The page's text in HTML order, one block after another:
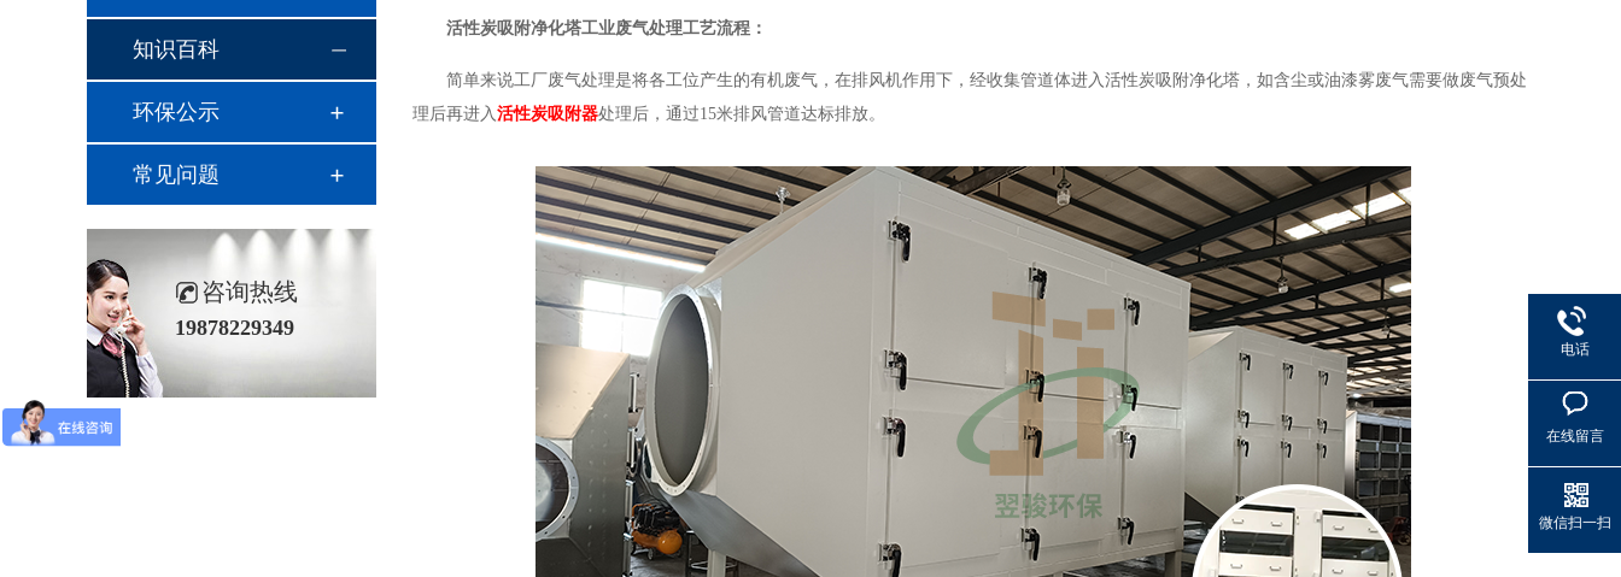
活性炭吸附净化塔工业废气处理工艺流程：
简单来说工厂废气处理是将各工位产生的有机废气，在排风机作用下，经收集管道体进入活性炭吸附净化塔，如含尘或油漆雾废气需要做废气预处
理后再进入活性炭吸附器处理后，通过15米排风管道达标排放。
知识百科
环保公示
常见问题
咨询热线
19878229349
电话
在线留言
微信扫一扫